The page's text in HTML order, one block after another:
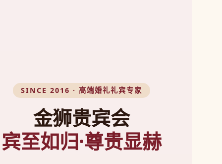
SINCE 2016 · 高端婚礼礼宾专家
金狮贵宾会
宾至如归·尊贵显赫